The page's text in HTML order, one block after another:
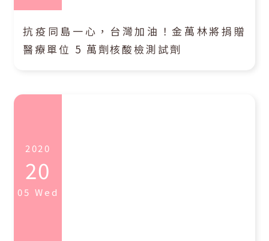
抗疫同島一心，台灣加油！金萬林將捐贈
醫療單位 5 萬劑核酸檢測試劑
2020
20
05 Wed